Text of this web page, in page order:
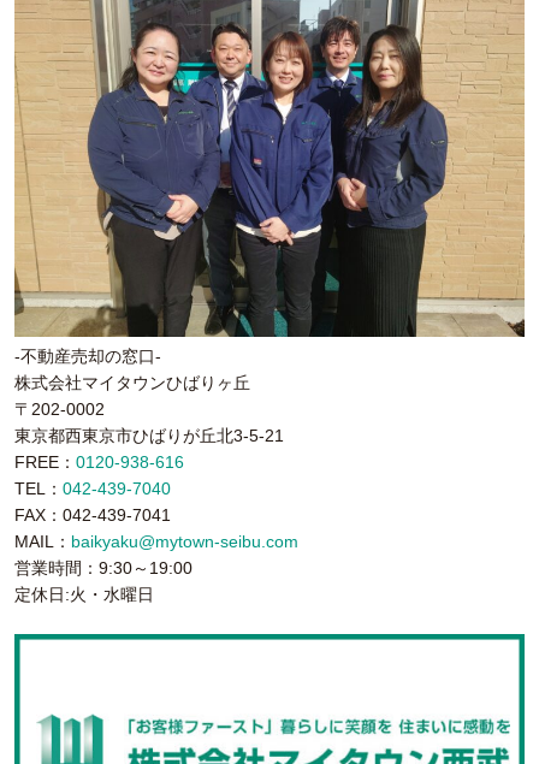
-不動産売却の窓口-
株式会社マイタウンひばりヶ丘
〒202-0002
東京都西東京市ひばりが丘北3-5-21
FREE： 0120-938-616
TEL： 042-439-7040
FAX：042-439-7041
MAIL： baikyaku@mytown-seibu.com
営業時間：9:30～19:00
定休日:火・水曜日